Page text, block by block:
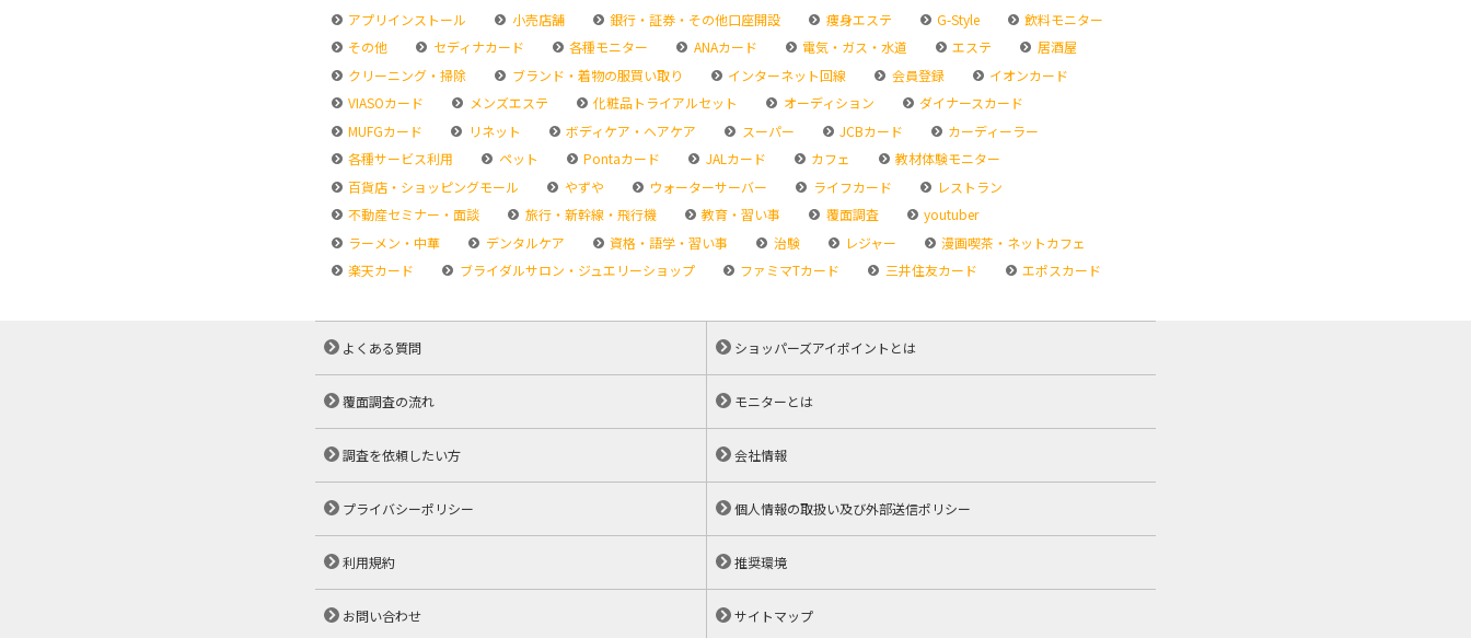
アプリインストール
小売店舗 銀行・証券・その他口座開設 痩身エステ G-Style
飲料モニター
その他
セディナカード 各種モニター ANAカード 電気・ガス・水道 エステ
居酒屋
クリーニング・掃除
ブランド・着物の服買い取り インターネット回線 会員登録
イオンカード
VIASOカード
メンズエステ 化粧品トライアルセット オーディション
ダイナースカード
MUFGカード
リネット ボディケア・ヘアケア スーパー JCBカード
カーディーラー
各種サービス利用
ペット Pontaカード JALカード カフェ
教材体験モニター
百貨店・ショッピングモール
やずや ウォーターサーバー ライフカード
レストラン
不動産セミナー・面談
旅行・新幹線・飛行機 教育・習い事 覆面調査
youtuber
ラーメン・中華
デンタルケア 資格・語学・習い事 治験 レジャー
漫画喫茶・ネットカフェ
楽天カード
ブライダルサロン・ジュエリーショップ ファミマTカード 三井住友カード エポスカード
よくある質問 ショッパーズアイポイントとは
覆面調査の流れ モニターとは
調査を依頼したい方 会社情報
プライバシーポリシー 個人情報の取扱い及び外部送信ポリシー
利用規約 推奨環境
お問い合わせ サイトマップ